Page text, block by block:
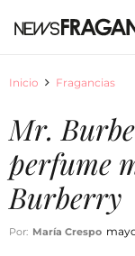
Inicio Fragancias
Mr.
perfume
Burberry
Por: María Crespo